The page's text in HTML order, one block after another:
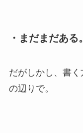
・まだまだある。
だがしかし、書
の辺りで。